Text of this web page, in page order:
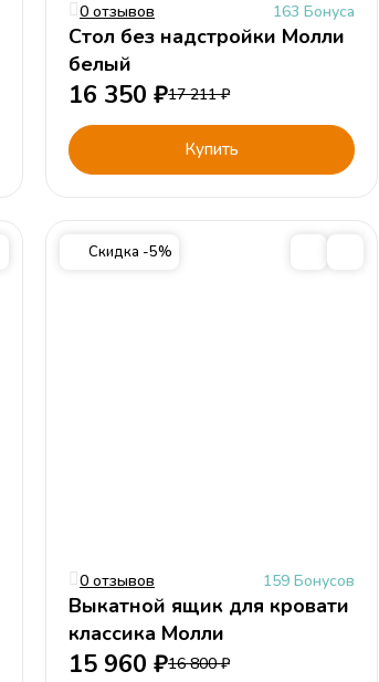
0 отзывов 163 Бонуса
Стол без надстройки Молли
белый
16 350 ₽17 211₽
Купить
Скидка -5%
0 отзывов 159 Бонусов
Выкатной ящик для кровати
классика Молли
15 960 ₽16 800₽